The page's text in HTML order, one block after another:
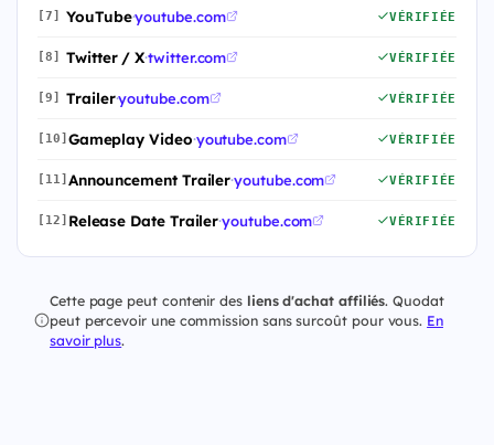
[7] YouTube·youtube.com VÉRIFIÉE
[8] Twitter / X·twitter.com VÉRIFIÉE
[9] Trailer·youtube.com VÉRIFIÉE
[10] Gameplay Video·youtube.com VÉRIFIÉE
[11] Announcement Trailer·youtube.com VÉRIFIÉE
[12] Release Date Trailer·youtube.com VÉRIFIÉE
Cette page peut contenir des liens d'achat affiliés. Quodat
peut percevoir une commission sans surcoût pour vous. En
savoir plus.